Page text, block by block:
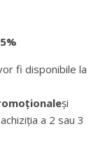
fi disponibile la
și
a 2 sau 3